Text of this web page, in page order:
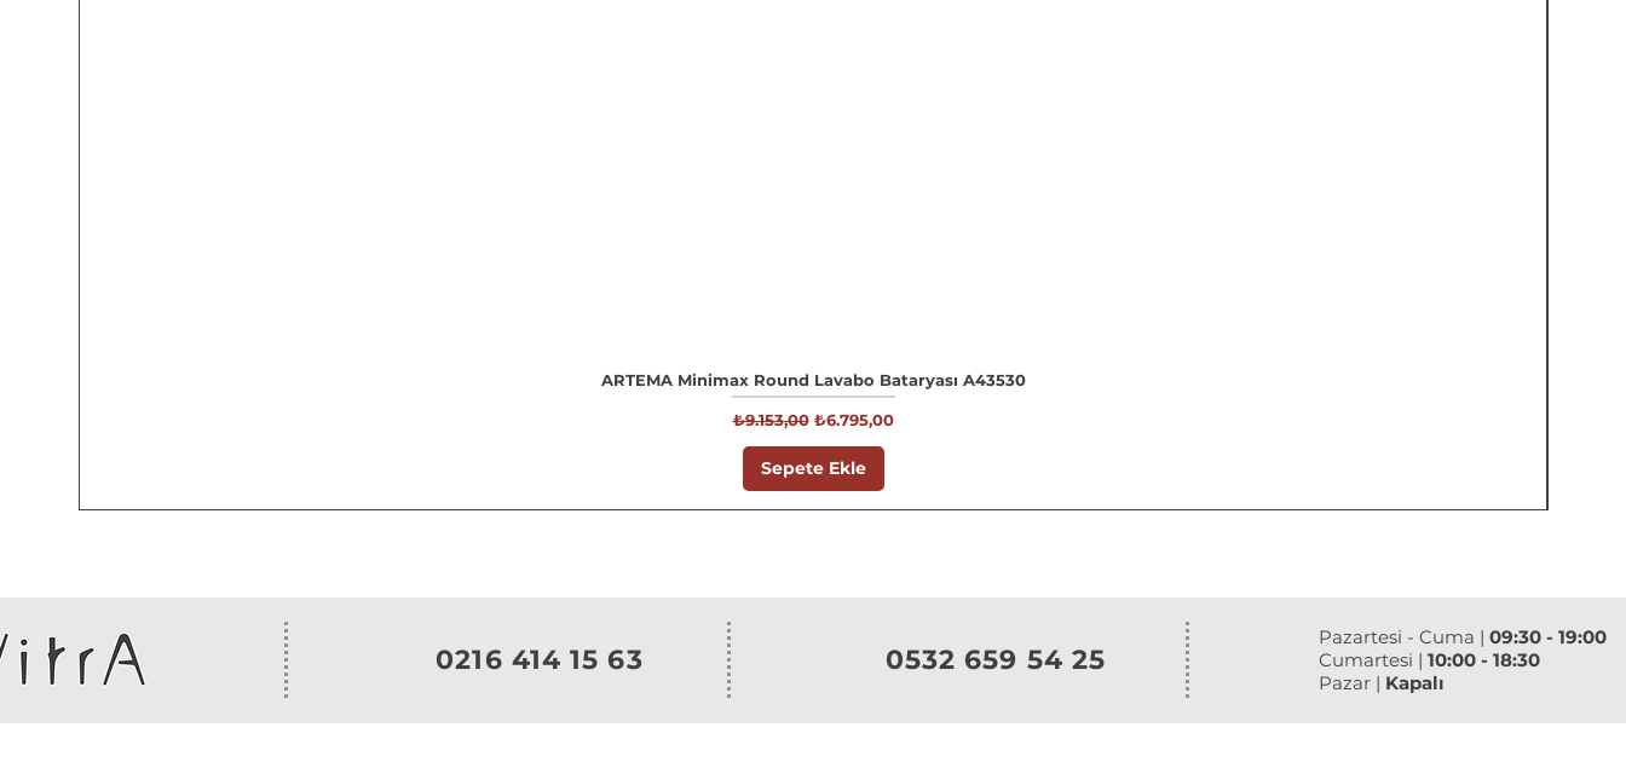
ARTEMA Minimax Round Lavabo Bataryası A43530
Normal Fiyat
₺9.153,00 İndirimli Fiyat
₺6.795,00
Sepete Ekle
0216 414 15 63 0532 659 54 25
Pazartesi - Cuma | 09:30 - 19:00
Cumartesi | 10:00 - 18:30
Pazar | Kapalı